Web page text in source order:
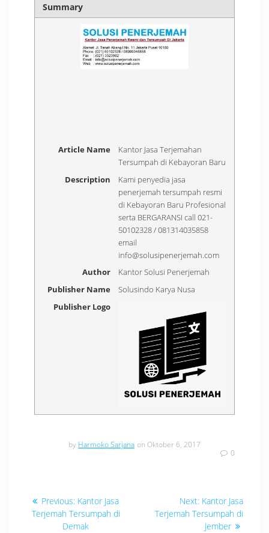
Summary
Article Name
Kantor Jasa Terjemahan
Tersumpah di Kebayoran Baru
Description
Kami penyedia jasa
penerjemah tersumpah resmi
di Kebayoran Baru Profesional
serta BERGARANSI call 021-
50102328 / 081314035858
email
info@solusipenerjemah.com
Author
Kantor Solusi Penerjemah
Publisher Name
Solusindo Karya Nusa
Publisher Logo
by Harmoko Sarjana on Oktober 6, 2017
0
Navigasi
pos
Previous: Previous
post:
Kantor Jasa
Terjemah Tersumpah di
Demak
Next: Next
post:
Kantor Jasa
Terjemah Tersumpah di
Jember